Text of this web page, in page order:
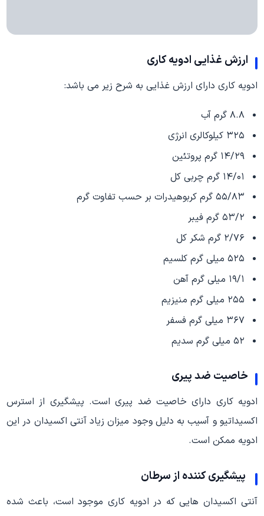
ارزش غذایی ادویه کاری
ادویه کاری دارای ارزش غذایی به شرح زیر می باشد:
۸.۸ گرم آب
۳۲۵ کیلوکالری انرژی
۱۴/۲۹ گرم پروتئین
۱۴/۰۱ گرم چربی کل
۵۵/۸۳ گرم کربوهیدرات بر حسب تفاوت گرم
۵۳/۲ گرم فیبر
۲/۷۶ گرم شکر کل
۵۲۵ میلی گرم کلسیم
۱۹/۱ میلی گرم آهن
۲۵۵ میلی گرم منیزیم
۳۶۷ میلی گرم فسفر
۵۲ میلی گرم سدیم
خاصیت ضد پیری
ادویه کاری دارای خاصیت ضد پیری است. پیشگیری از استرس
اکسیداتیو و آسیب به دلیل وجود میزان زیاد آنتی اکسیدان در این
ادویه ممکن است.
پیشگیری کننده از سرطان
آنتی اکسیدان هایی که در ادویه کاری موجود است، باعث شده